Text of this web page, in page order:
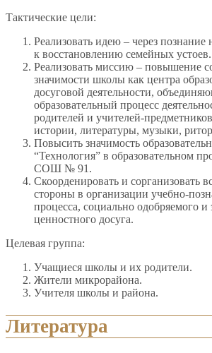
Тактические цели:
Реализовать идею – через
к восстановлению семейных устоев.
Реализовать миссию – повышение
значимости школы как центра
досуговой деятельности,
образовательный процесс
родителей и учителей-
истории, литературы, музыки,
Повысить значимость
“Технология” в образовательном
СОШ № 91.
Скоорденировать и сорганизовать
стороны в организации учебно-
процесса, социально одобряемого
ценностного досуга.
Целевая группа:
Учащиеся школы и их родители.
Жители микрорайона.
Учителя школы и района.
Литература